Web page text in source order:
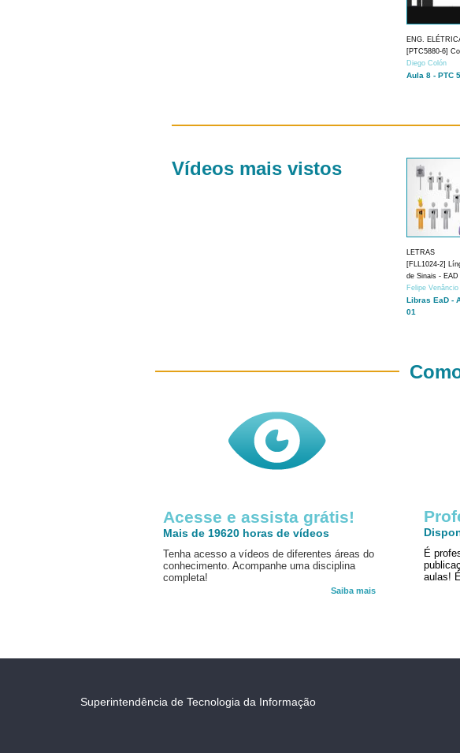
ENG.
[PTC5880-6]
Diego Colón
Aula 8 - PTC
Vídeos mais vistos
LETRAS
[FLL1024-2]
de Sinais - EAD
Felipe
Libras EaD -
01
Acesse e assista grátis!
Mais de 19620 horas de vídeos
Tenha acesso a vídeos de diferentes áreas do
conhecimento. Acompanhe uma disciplina
completa!
Saiba mais
É
aulas!
Superintendência de Tecnologia da Informação